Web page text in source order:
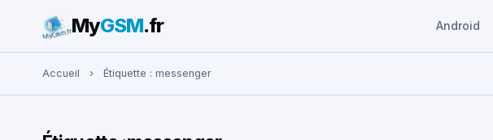
Rechercher :
MyGSM.fr Android
Accueil › Étiquette : messenger